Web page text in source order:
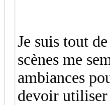
Je suis tout
scènes me
ambiances
devoir utiliser